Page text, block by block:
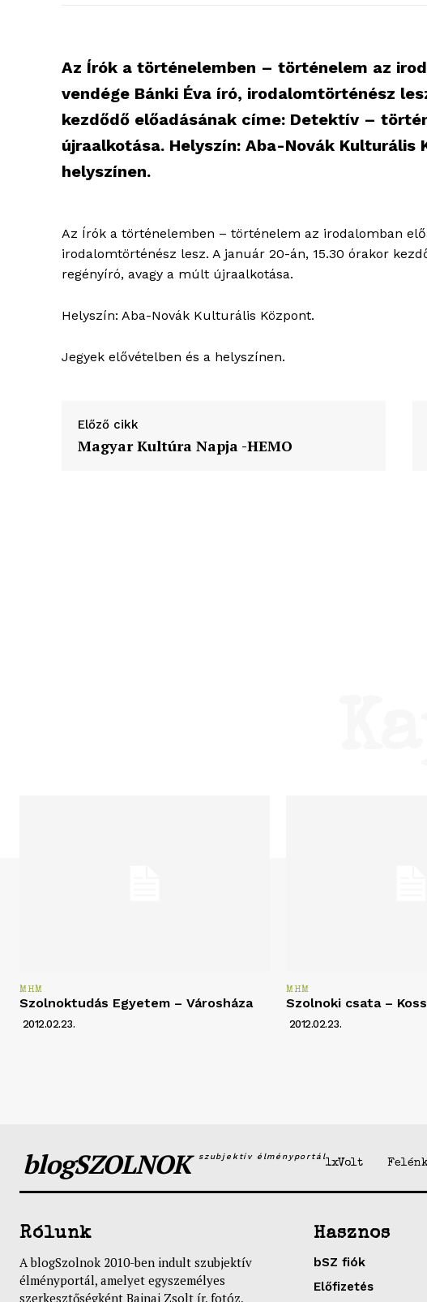
élményportál
Az Írók a történelemben – történelem az
vendége Bánki Éva író, irodalomtörténész
kezdődő előadásának címe: Detektív –
újraalkotása. Helyszín: Aba-Novák Kulturális
helyszínen.
Az Írók a történelemben – történelem az irodalomban
irodalomtörténész lesz. A január 20-án, 15.30 órakor
regényíró, avagy a múlt újraalkotása.
Helyszín: Aba-Novák Kulturális Központ.
Jegyek elővételben és a helyszínen.
Előző cikk
Magyar Kultúra Napja -HEMO
MHM
Szolnoktudás Egyetem – Városháza
2012.02.23.
MHM
Szolnoki csata –
2012.02.23.
blogSZOLNOK szubjektív élményportál
1xVolt
Rólunk
A blogSzolnok 2010-ben indult szubjektív
élményportál, amelyet egyszemélyes
szerkesztőségként Bajnai Zsolt ír, fotóz,
Hasznos
bSZ fiók
Előfizetés